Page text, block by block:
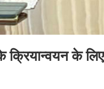
के क्रियान्वयन के